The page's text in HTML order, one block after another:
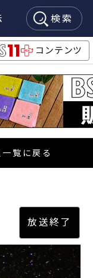
検索
コンテンツ
覧に戻る